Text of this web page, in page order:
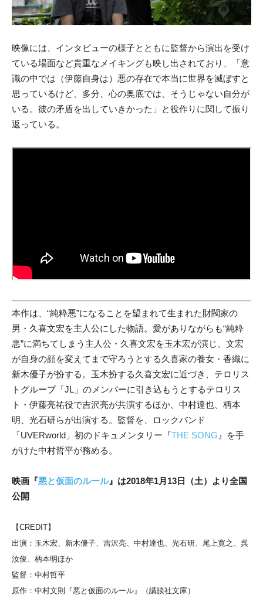
映像には、インタビューの様子とともに監督から演出を受け
ている場面など貴重なメイキングも映し出されており、「意
識の中では（伊藤自身は）悪の存在で本当に世界を滅ぼすと
思っているけど、多分、心の奥底では、そうじゃない自分が
いる。彼の矛盾を出していきかった」と役作りに関して振り
返っている。
本作は、“純粋悪”になることを望まれて生まれた財閥家の
男・久喜文宏を主人公にした物語。愛がありながらも“純粋
悪”に満ちてしまう主人公・久喜文宏を玉木宏が演じ、文宏
が自身の顔を変えてまで守ろうとする久喜家の養女・香織に
新木優子が扮する。玉木扮する久喜文宏に近づき、テロリス
トグループ「JL」のメンバーに引き込もうとするテロリス
ト・伊藤亮祐役で吉沢亮が共演するほか、中村達也、柄本
明、光石研らが出演する。監督を、ロックバンド
「UVERworld」初のドキュメンタリー『THE SONG 』を手
がけた中村哲平が務める。
映画『悪と仮面のルール』は2018年1月13日（土）より全国
公開
【CREDIT】
出演：玉木宏、新木優子、吉沢亮、中村達也、光石研、尾上寛之、呉
汝俊、柄本明ほか
監督：中村哲平
原作：中村文則『悪と仮面のルール』（講談社文庫）